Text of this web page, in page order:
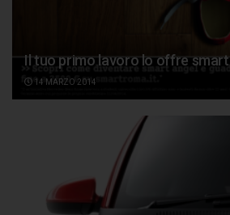
Il tuo primo lavoro lo offre smart
14 MARZO 2014